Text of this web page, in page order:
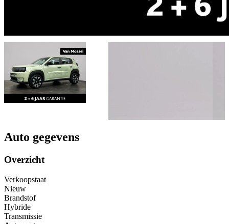
Auto gegevens
Overzicht
Verkoopstaat
Nieuw
Brandstof
Hybride
Transmissie